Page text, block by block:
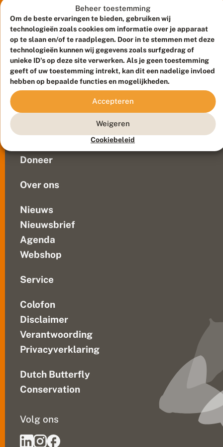
Beheer toestemming
Om de beste ervaringen te bieden, gebruiken wij
technologieën zoals cookies om informatie over je apparaat
op te slaan en/of te raadplegen. Door in te stemmen met deze
technologieën kunnen wij gegevens zoals surfgedrag of
unieke ID's op deze site verwerken. Als je geen toestemming
geeft of uw toestemming intrekt, kan dit een nadelige invloed
hebben op bepaalde functies en mogelijkheden.
Accepteren
Weigeren
Cookiebeleid
e
li
f
t
e
n
d
e
a
k
a
n
e
uit
waarin
aandacht
voor
dieren
en
planten
die
in
ons
land
omdat
Contact
Veelgestelde vragen
Doneer
Over ons
Nieuws
Nieuwsbrief
Agenda
Webshop
Service
Colofon
Disclaimer
Verantwoording
Privacyverklaring
Dutch Butterfly
Conservation
Volg ons
Meld waarnemingen
© 2026 Vlinderstichting
Duurzaam ontwikkeld doorGo2People, ontworpen door
Blue Field Agency
Privacy
Disclaimer
Sitemap